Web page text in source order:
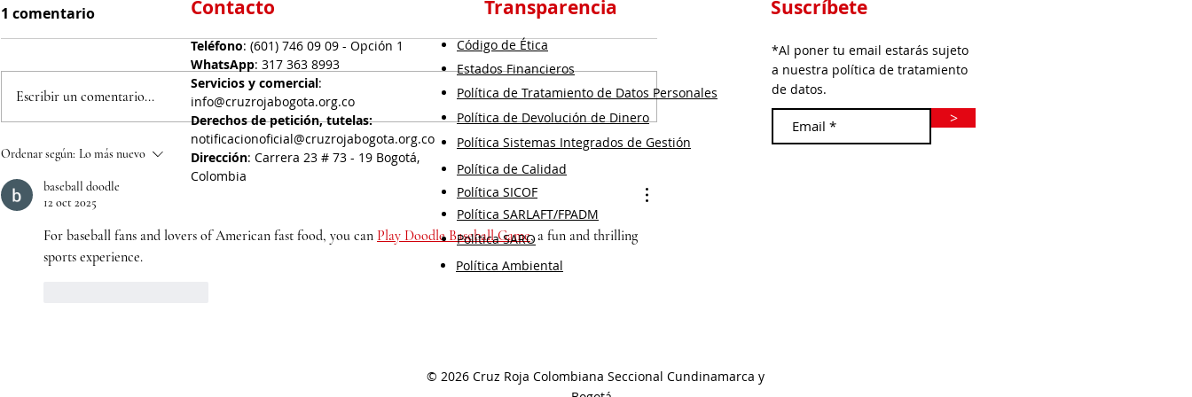
La Cruz Roja Bogotá lanza
vacunación para reforzar
su protección contra el
herpes zóster y el
meningococo tipo B.
Bimbo Global Race 2026
llega a Bogotá para
convertir cada kilómetro
en una oportunidad para
alimentar a quienes más
Que en este Mundial, la
Selección”: Cruz Roja
Bogotá promueve la
vacunación contra la
1 comentario
Escribir un comentario...
Ordenar según: Lo más nuevo
baseball doodle
12 oct 2025
For baseball fans and lovers of American fast food, you can Play Doodle Baseball Game, a fun and thrilling
sports experience.
Contacto
Teléfono: (601) 746 09 09 - Opción 1
WhatsApp: 317 363 8993
Servicios y comercial:
info@cruzrojabogota.org.co
Derechos de petición, tutelas:
notificacionoficial@cruzrojabogota.org.co
Dirección: Carrera 23 # 73 - 19 Bogotá,
Colombia
Transparencia
Código de Ética
Estados Financieros
Política de Tratamiento de Datos Personales
Política de Devolución de Dinero
Política Sistemas Integrados de Gestión
Política de Calidad
Política SICOF
Política SARLAFT/FPADM
Política SARO
Política Ambiental
Suscríbete
*Al poner tu email estarás sujeto
a nuestra política de tratamiento
de datos.
>
© 2026 Cruz Roja Colombiana Seccional Cundinamarca y